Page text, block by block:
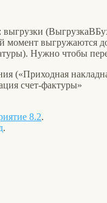
момент выгружаются
Нужно чтобы
(«Приходная
счет-фактуры»
8.2.
.